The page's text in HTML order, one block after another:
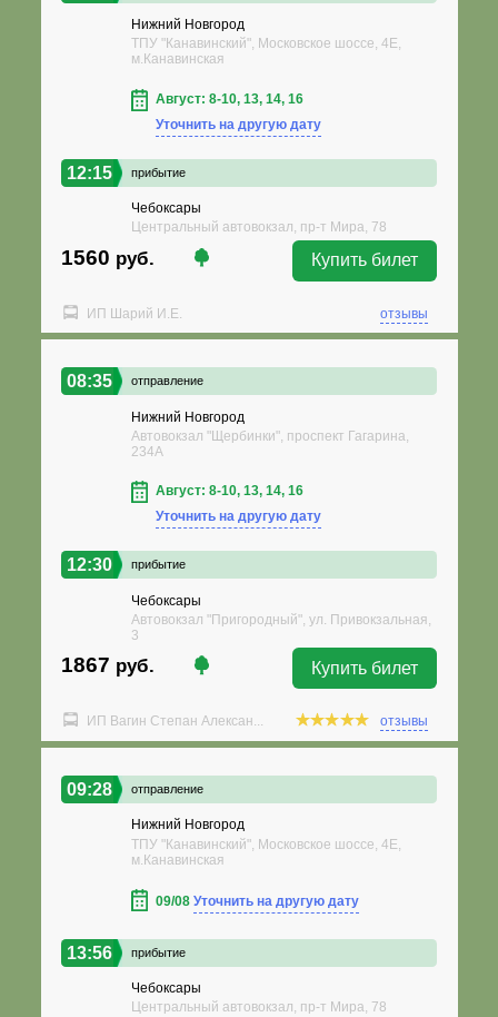
Нижний Новгород
ТПУ "Канавинский", Московское шоссе, 4Е,
м.Канавинская
Август: 8-10, 13, 14, 16
Уточнить на другую дату
12:15 прибытие
Чебоксары
Центральный автовокзал, пр-т Мира, 78
1560 руб. Купить билет
ИП Шарий И.Е. отзывы
08:35 отправление
Нижний Новгород
Автовокзал "Щербинки", проспект Гагарина,
234А
Август: 8-10, 13, 14, 16
Уточнить на другую дату
12:30 прибытие
Чебоксары
Автовокзал "Пригородный", ул. Привокзальная,
3
1867 руб. Купить билет
ИП Вагин Степан Алексан... отзывы
09:28 отправление
Нижний Новгород
ТПУ "Канавинский", Московское шоссе, 4Е,
м.Канавинская
09/08 Уточнить на другую дату
13:56 прибытие
Чебоксары
Центральный автовокзал, пр-т Мира, 78